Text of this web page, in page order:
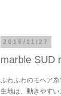
2016/11/27
marble SUD
ふわふわのモヘア糸
生地は、動きやす